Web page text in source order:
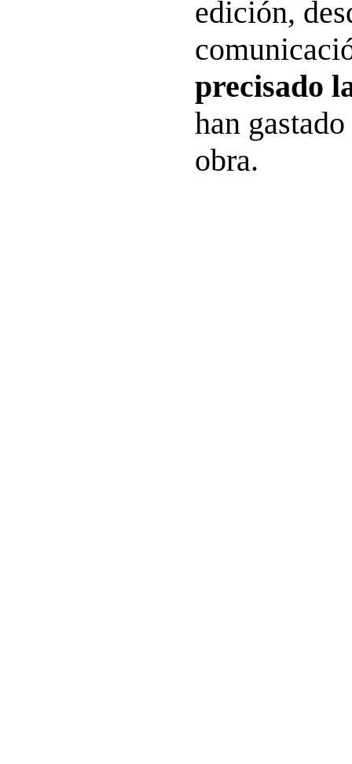
edición,
precisado
han
obra.